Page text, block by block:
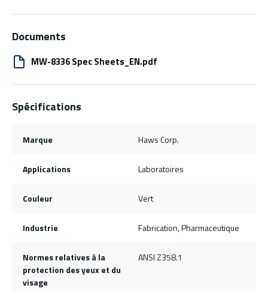
Documents
MW-8336 Spec Sheets_EN.pdf
Spécifications
Marque Haws Corp.
Applications Laboratoires
Couleur Vert
Industrie Fabrication, Pharmaceutique
Normes relatives à la
protection des yeux et du
visage
ANSI Z358.1